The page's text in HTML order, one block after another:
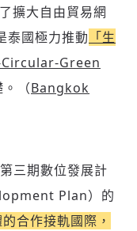
擴大自由貿易網
泰國極力推動 「生
Circular-Green
（Bangkok
三期數位發展計
Plan）的
合作接軌國際，